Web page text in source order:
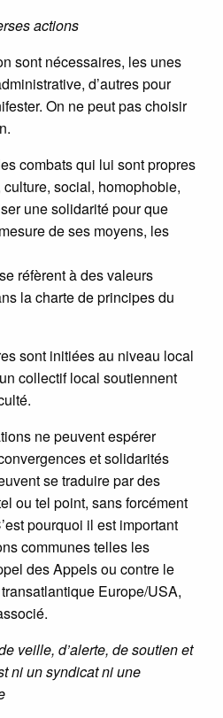
actions
sont nécessaires, les unes
d’autres pour
On ne peut pas choisir
combats qui lui sont propres
social, homophobie,
une solidarité pour que
de ses moyens, les
réfèrent à des valeurs
la charte de principes du
sont initiées au niveau local
collectif local soutiennent
ne peuvent espérer
et solidarités
se traduire par des
ou tel point, sans forcément
pourquoi il est important
communes telles les
des Appels ou contre le
Europe/USA,
veille, d’alerte, de soutien et
ni un syndicat ni une